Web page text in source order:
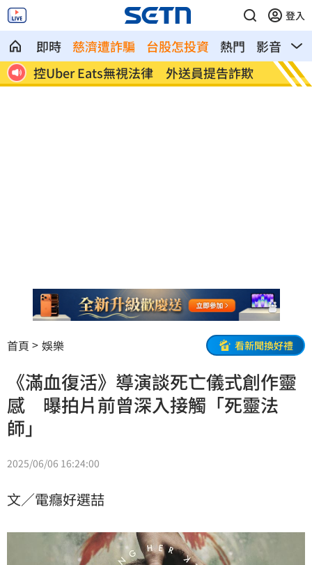
登入
即時 慈濟遭詐騙 台股怎投資 熱門 影音
熱
電
控Uber Eats無視法律 外送員提告詐欺
合歡
蓮
首頁 娛樂 看新聞換好禮
《滿血復活》導演談死亡儀式創作靈
感 曝拍片前曾深入接觸「死靈法
師」
2025/06/06 16:24:00
文／電癮好選喆